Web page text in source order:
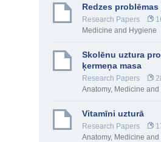
Redzes
Research Papers
Medicine and Hygiene
Skolēnu uztura
ķermeņa masa
Research Papers
Anatomy, Medicine
Vitamīni uzturā
Research Papers
Anatomy, Medicine